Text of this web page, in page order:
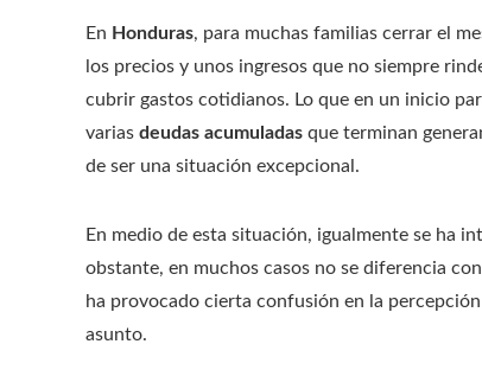
En Honduras, para muchas familias cerrar el
los precios y unos ingresos que no siempre
cubrir gastos cotidianos. Lo que en un inicio
varias deudas acumuladas que terminan
de ser una situación excepcional.
En medio de esta situación, igualmente se ha
obstante, en muchos casos no se diferencia
ha provocado cierta confusión en la
asunto.